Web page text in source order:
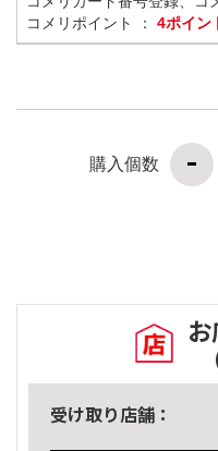
コメリポイント ： 4ポイン
購入個数
受け取り店舗：